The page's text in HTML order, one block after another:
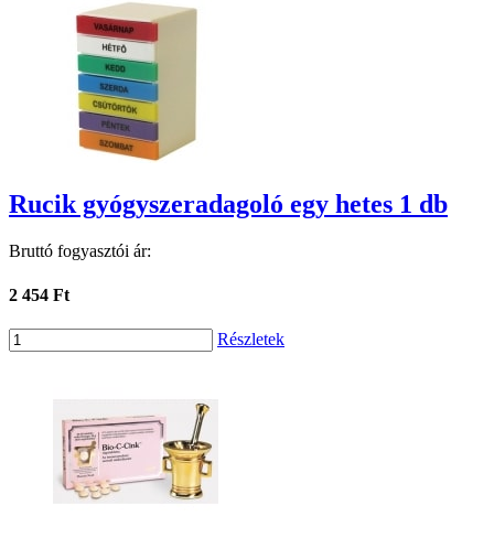
Rucik gyógyszeradagoló egy hetes 1 db
Bruttó fogyasztói ár:
2 454 Ft
Részletek